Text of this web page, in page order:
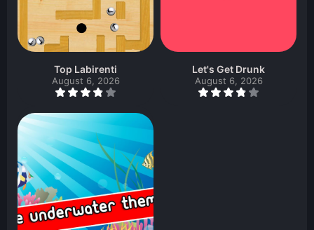
Top Labirenti
August 6, 2026
Let's Get Drunk
August 6, 2026